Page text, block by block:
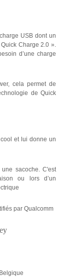
USB dont un
Charge 2.0 ».
d’une charge
cela permet de
de Quick
et lui donne un
sacoche. C'est
ou lors d’un
par Qualcomm